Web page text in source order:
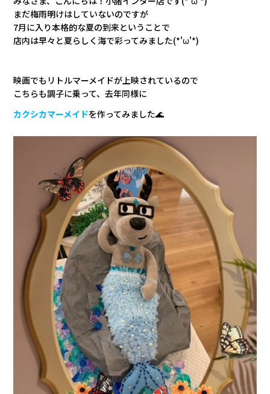
まだ梅雨明けはしていないのですが
7月に入り本格的な夏の到来ということで
店内は早々と夏らしく海で彩ってみました(*'ω'*)
映画でもリトルマーメイドが上映されているので
こちらも調子に乗って、去年同様に
カクシカマーメイドを作ってみました🌊